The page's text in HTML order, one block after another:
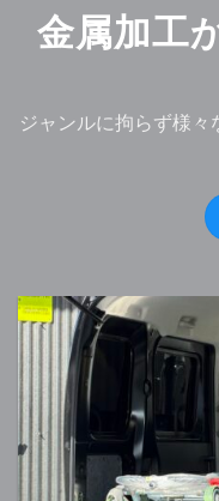
金属加工
ジャンルに拘らず様